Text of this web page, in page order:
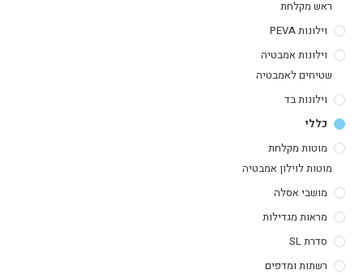
ראש מקלחת
וילונות PEVA
וילונות אמבטיה
שטיחים לאמבטיה
וילונות בד
כללי
מוטות מקלחת
מוטות לוילון אמבטיה
מושבי אסלה
מראות מגדילות
סדרת SL
רשתות ומדפים